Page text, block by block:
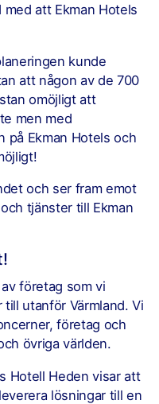
att Ekman Hotels
kunde
att någon av de 700
omöjligt att
men med
på Ekman Hotels och
och ser fram emot
tjänster till Ekman
företag som vi
utanför Värmland. Vi
företag och
övriga världen.
Hotell Heden visar att
lösningar till en